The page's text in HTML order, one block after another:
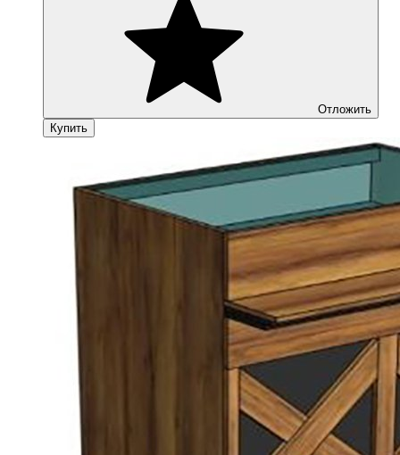
Отложить
Купить